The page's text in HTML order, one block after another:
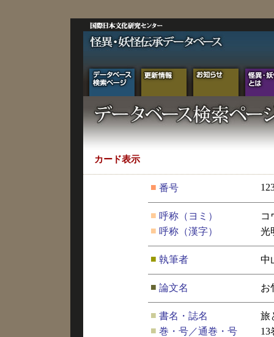
カード表示
■ 番号
■ 呼称（ヨミ）
コ
■ 呼称（漢字） 光
■ 執筆者 中
■ 論文名 お
■ 書名・誌名
旅
■ 巻・号／通巻・号
13